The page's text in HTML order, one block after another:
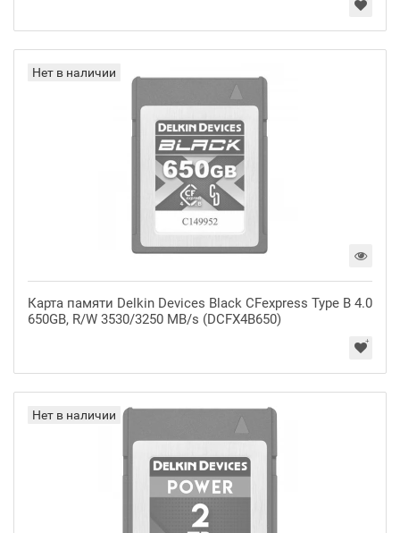
Нет в наличии
Карта памяти Delkin Devices Black CFexpress Type B 4.0
650GB, R/W 3530/3250 MB/s (DCFX4B650)
Нет в наличии